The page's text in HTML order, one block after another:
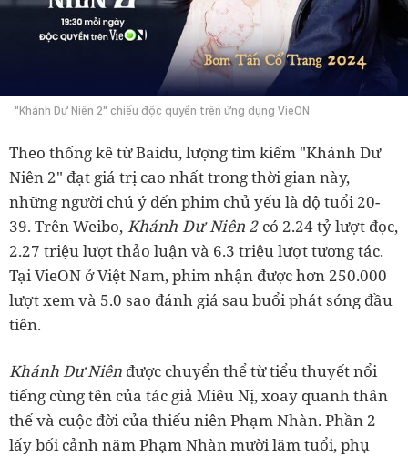
"Khánh Dư Niên 2" chiếu độc quyền trên ứng dụng VieON
Theo thống kê từ Baidu, lượng tìm kiếm "Khánh Dư
Niên 2" đạt giá trị cao nhất trong thời gian này,
những người chú ý đến phim chủ yếu là độ tuổi 20-
39. Trên Weibo, Khánh Dư Niên 2 có 2.24 tỷ lượt đọc,
2.27 triệu lượt thảo luận và 6.3 triệu lượt tương tác.
Tại VieON ở Việt Nam, phim nhận được hơn 250.000
lượt xem và 5.0 sao đánh giá sau buổi phát sóng đầu
tiên.
Khánh Dư Niên được chuyển thể từ tiểu thuyết nổi
tiếng cùng tên của tác giả Miêu Nị, xoay quanh thân
thế và cuộc đời của thiếu niên Phạm Nhàn. Phần 2
lấy bối cảnh năm Phạm Nhàn mười lăm tuổi, phụ